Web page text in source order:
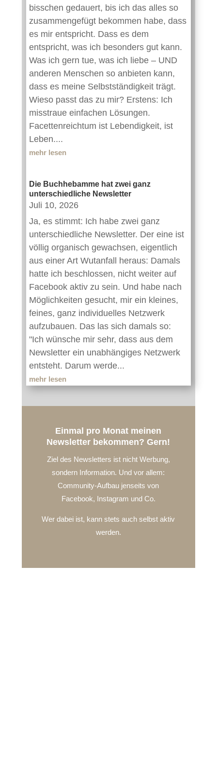
bisschen gedauert, bis ich das alles so
zusammengefügt bekommen habe, dass
es mir entspricht. Dass es dem
entspricht, was ich besonders gut kann.
Was ich gern tue, was ich liebe – UND
anderen Menschen so anbieten kann,
dass es meine Selbstständigkeit trägt.
Wieso passt das zu mir? Erstens: Ich
misstraue einfachen Lösungen.
Facettenreichtum ist Lebendigkeit, ist
Leben....
mehr lesen
Die Buchhebamme hat zwei ganz
unterschiedliche Newsletter
Juli 10, 2026
Ja, es stimmt: Ich habe zwei ganz
unterschiedliche Newsletter. Der eine ist
völlig organisch gewachsen, eigentlich
aus einer Art Wutanfall heraus: Damals
hatte ich beschlossen, nicht weiter auf
Facebook aktiv zu sein. Und habe nach
Möglichkeiten gesucht, mir ein kleines,
feines, ganz individuelles Netzwerk
aufzubauen. Das las sich damals so:
"Ich wünsche mir sehr, dass aus dem
Newsletter ein unabhängiges Netzwerk
entsteht. Darum werde...
mehr lesen
Einmal pro Monat meinen
Newsletter bekommen? Gern!
Ziel des Newsletters ist nicht Werbung,
sondern Information. Und vor allem:
Community-Aufbau jenseits von
Facebook, Instagram und Co.
Wer dabei ist, kann stets auch selbst aktiv
werden.